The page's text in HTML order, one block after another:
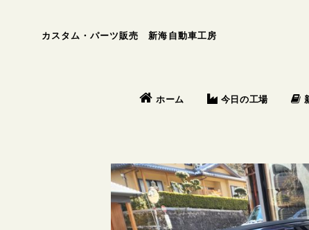
カスタム・パーツ販売 新海自動車工房
ホーム 今日の工場